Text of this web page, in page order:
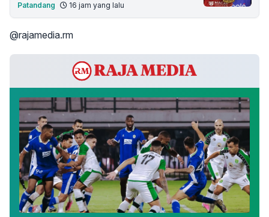
Patandang 16 jam yang lalu
@rajamedia.rm